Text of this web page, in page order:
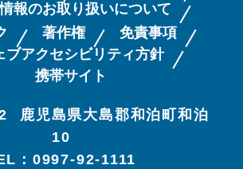
報のお取り扱いについて
著作権
免責事項
ブアクセシビリティ方針
携帯サイト
鹿児島県大島郡和泊町和泊
10
：0997-92-1111